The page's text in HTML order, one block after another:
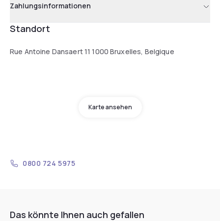
Zahlungsinformationen
Standort
Rue Antoine Dansaert 11 1000 Bruxelles, Belgique
Karte ansehen
0800 724 5975
Das könnte Ihnen auch gefallen